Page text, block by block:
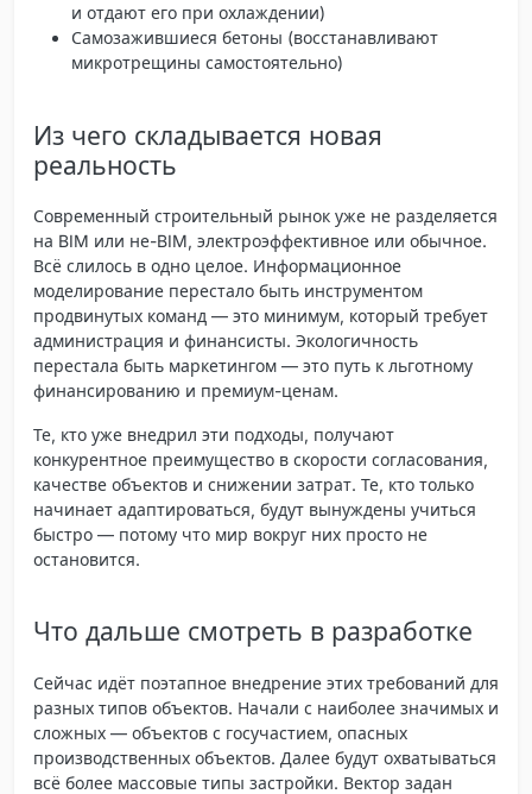
и отдают его при охлаждении)
Самозажившиеся бетоны (восстанавливают
микротрещины самостоятельно)
Из чего складывается новая
реальность
Современный строительный рынок уже не разделяется
на BIM или не-BIM, электроэффективное или обычное.
Всё слилось в одно целое. Информационное
моделирование перестало быть инструментом
продвинутых команд — это минимум, который требует
администрация и финансисты. Экологичность
перестала быть маркетингом — это путь к льготному
финансированию и премиум-ценам.
Те, кто уже внедрил эти подходы, получают
конкурентное преимущество в скорости согласования,
качестве объектов и снижении затрат. Те, кто только
начинает адаптироваться, будут вынуждены учиться
быстро — потому что мир вокруг них просто не
остановится.
Что дальше смотреть в разработке
Сейчас идёт поэтапное внедрение этих требований для
разных типов объектов. Начали с наиболее значимых и
сложных — объектов с госучастием, опасных
производственных объектов. Далее будут охватываться
всё более массовые типы застройки. Вектор задан